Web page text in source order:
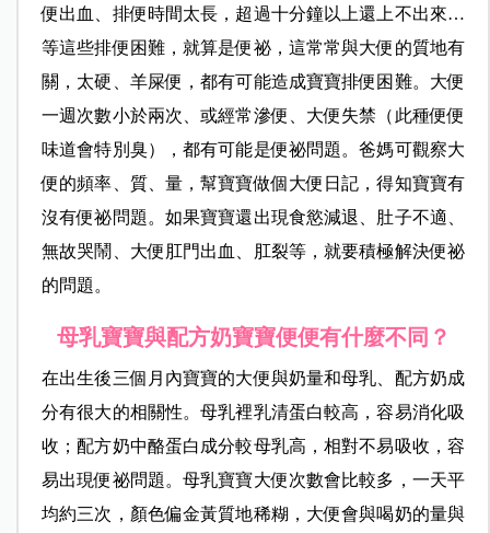
便出血、排便時間太長，超過十分鐘以上還上不出來…
等這些排便困難，就算是便祕，這常常與大便的質地有
關，太硬、羊屎便，都有可能造成寶寶排便困難。大便
一週次數小於兩次、或經常滲便、大便失禁（此種便便
味道會特別臭），都有可能是便祕問題。爸媽可觀察大
便的頻率、質、量，幫寶寶做個大便日記，得知寶寶有
沒有便祕問題。如果寶寶還出現食慾減退、肚子不適、
無故哭鬧、大便肛門出血、肛裂等，就要積極解決便祕
的問題。
母乳寶寶與配方奶寶寶便便有什麼不同？
在出生後三個月內寶寶的大便與奶量和母乳、配方奶成
分有很大的相關性。母乳裡乳清蛋白較高，容易消化吸
收；配方奶中酪蛋白成分較母乳高，相對不易吸收，容
易出現便祕問題。母乳寶寶大便次數會比較多，一天平
均約三次，顏色偏金黃質地稀糊，大便會與喝奶的量與